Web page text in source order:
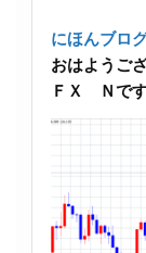
にほんブロ
おはようご
ＦＸ Ｎです